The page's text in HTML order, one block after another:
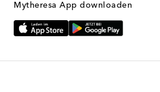
Mytheresa App downloaden